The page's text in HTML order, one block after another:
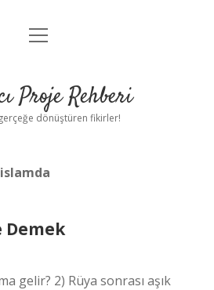
Anasayfa
Yasal Uyarı
menüyü
Proje Rehberi
dönüştüren fikirler!
Demek
gelir? 2) Rüya sonrası aşık